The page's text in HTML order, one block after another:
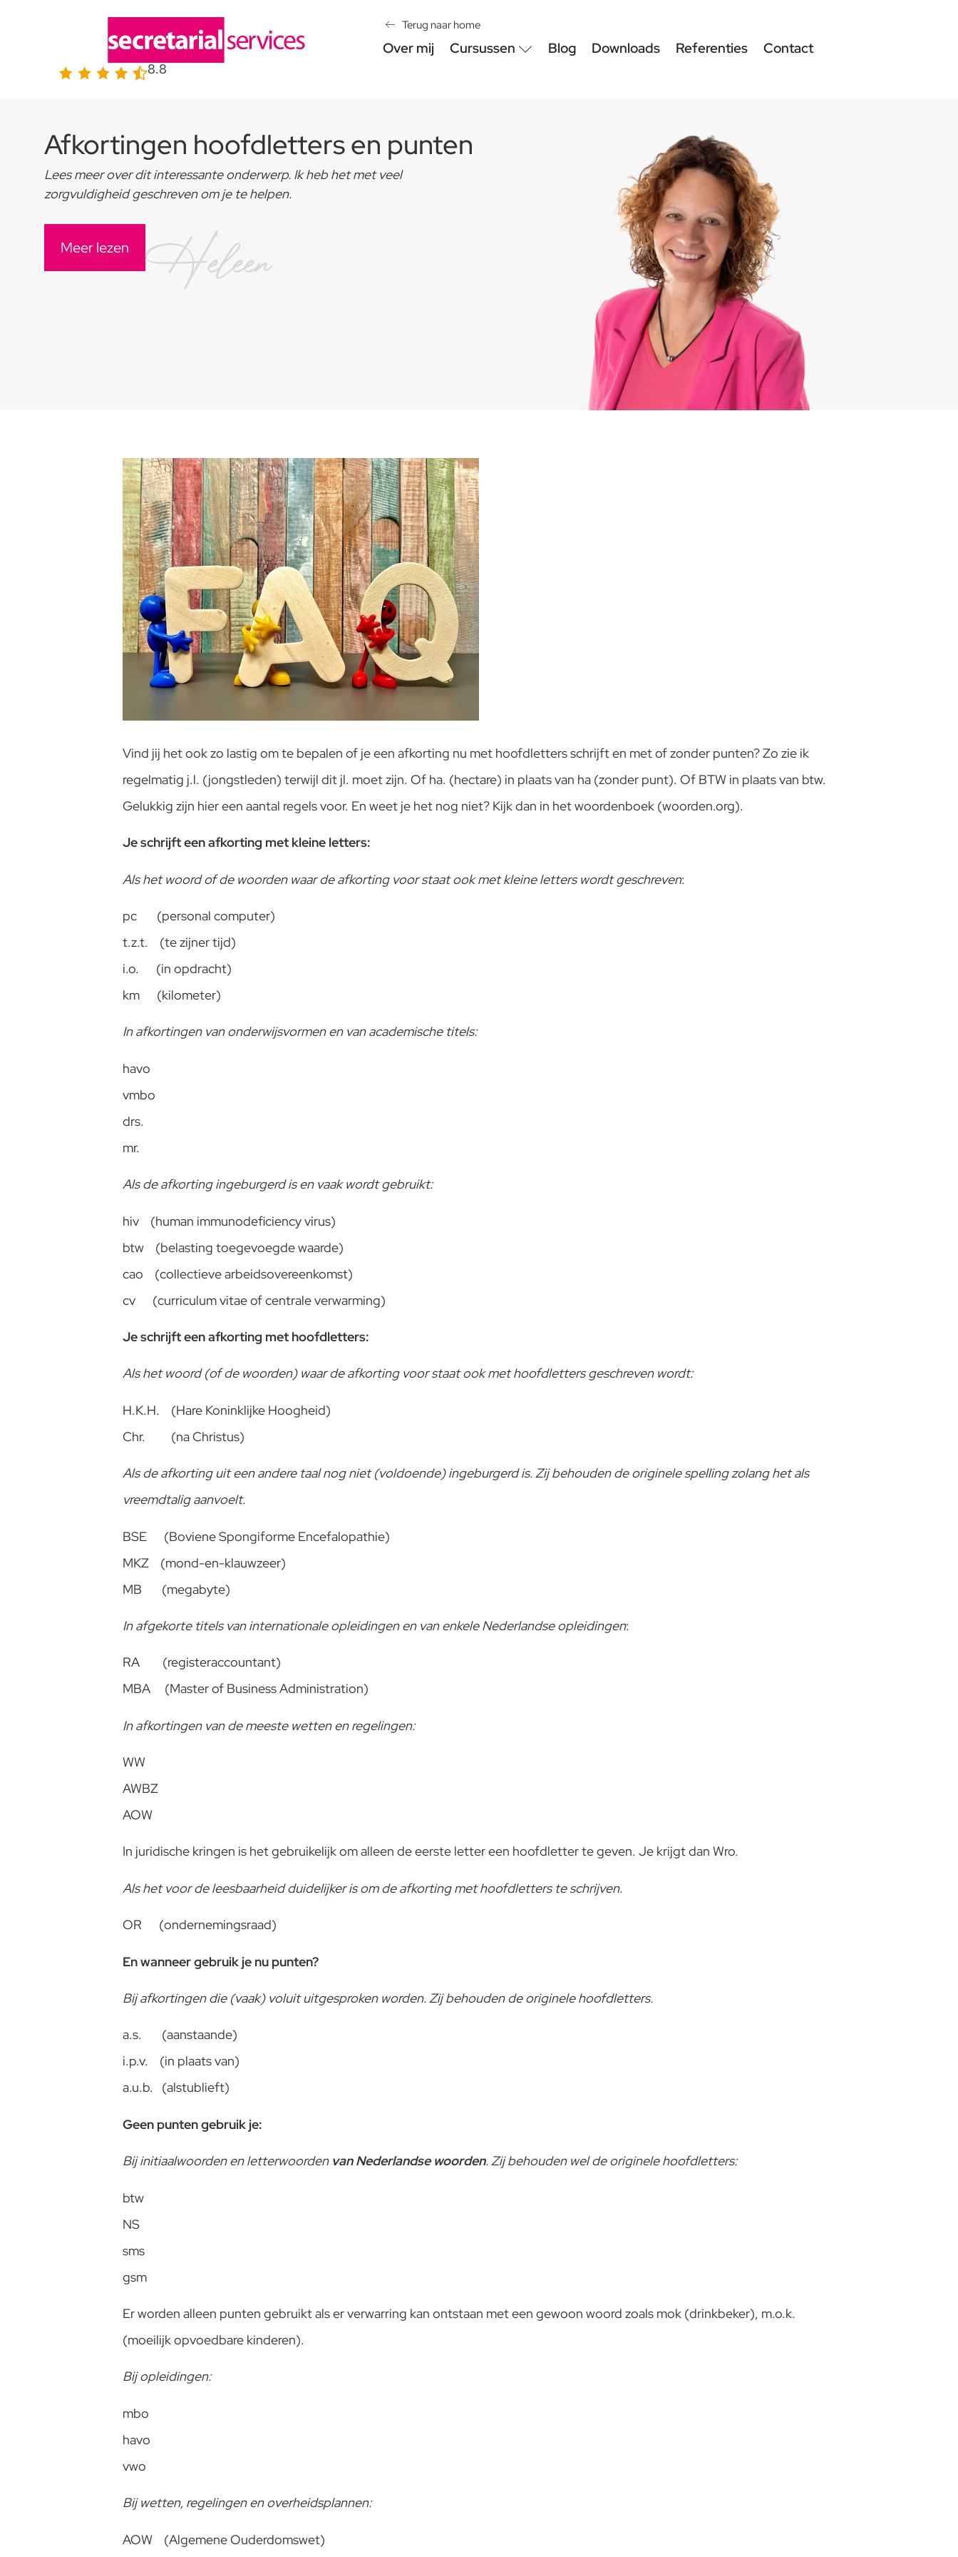
8.8
Terug naar home
Over mij Cursussen Blog Downloads Referenties Contact
Afkortingen hoofdletters en punten
Lees meer over dit interessante onderwerp. Ik heb het met veel
zorgvuldigheid geschreven om je te helpen.
Meer lezen Heleen
Vind jij het ook zo lastig om te bepalen of je een afkorting nu met hoofdletters schrijft en met of zonder punten? Zo zie ik
regelmatig j.l. (jongstleden) terwijl dit jl. moet zijn. Of ha. (hectare) in plaats van ha (zonder punt). Of BTW in plaats van btw.
Gelukkig zijn hier een aantal regels voor. En weet je het nog niet? Kijk dan in het woordenboek (woorden.org).
Je schrijft een afkorting met kleine letters:
Als het woord of de woorden waar de afkorting voor staat ook met kleine letters wordt geschreven:
pc (personal computer)
t.z.t. (te zijner tijd)
i.o. (in opdracht)
km (kilometer)
In afkortingen van onderwijsvormen en van academische titels:
havo
vmbo
drs.
mr.
Als de afkorting ingeburgerd is en vaak wordt gebruikt:
hiv (human immunodeficiency virus)
btw (belasting toegevoegde waarde)
cao (collectieve arbeidsovereenkomst)
cv (curriculum vitae of centrale verwarming)
Je schrijft een afkorting met hoofdletters:
Als het woord (of de woorden) waar de afkorting voor staat ook met hoofdletters geschreven wordt:
H.K.H. (Hare Koninklijke Hoogheid)
Chr. (na Christus)
Als de afkorting uit een andere taal nog niet (voldoende) ingeburgerd is. Zij behouden de originele spelling zolang het als
vreemdtalig aanvoelt.
BSE (Boviene Spongiforme Encefalopathie)
MKZ (mond-en-klauwzeer)
MB (megabyte)
In afgekorte titels van internationale opleidingen en van enkele Nederlandse opleidingen:
RA (registeraccountant)
MBA (Master of Business Administration)
In afkortingen van de meeste wetten en regelingen:
WW
AWBZ
AOW
In juridische kringen is het gebruikelijk om alleen de eerste letter een hoofdletter te geven. Je krijgt dan Wro.
Als het voor de leesbaarheid duidelijker is om de afkorting met hoofdletters te schrijven.
OR (ondernemingsraad)
En wanneer gebruik je nu punten?
Bij afkortingen die (vaak) voluit uitgesproken worden. Zij behouden de originele hoofdletters.
a.s. (aanstaande)
i.p.v. (in plaats van)
a.u.b. (alstublieft)
Geen punten gebruik je:
Bij initiaalwoorden en letterwoorden van Nederlandse woorden. Zij behouden wel de originele hoofdletters:
btw
NS
sms
gsm
Er worden alleen punten gebruikt als er verwarring kan ontstaan met een gewoon woord zoals mok (drinkbeker), m.o.k.
(moeilijk opvoedbare kinderen).
Bij opleidingen:
mbo
havo
vwo
Bij wetten, regelingen en overheidsplannen:
AOW (Algemene Ouderdomswet)